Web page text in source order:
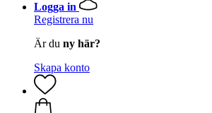
Logga in
Registrera nu
Är du ny här?
Skapa konto